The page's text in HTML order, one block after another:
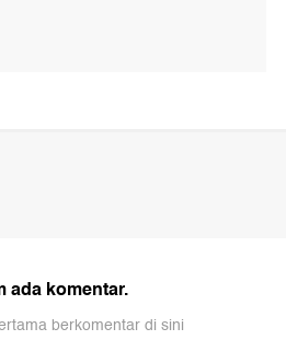
ada komentar.
berkomentar di sini